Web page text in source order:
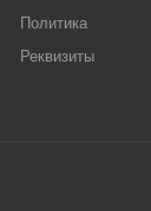
Политика
Реквизиты